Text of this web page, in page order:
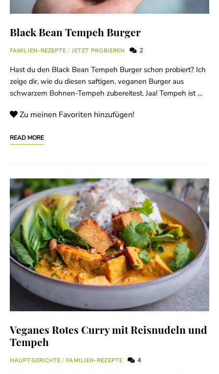
Black Bean Tempeh Burger
FAMILIEN-REZEPTE / JETZT PROBIEREN 2
Hast du den Black Bean Tempeh Burger schon probiert? Ich
zeige dir, wie du diesen saftigen, veganen Burger aus
schwarzem Bohnen-Tempeh zubereitest. Jaa! Tempeh ist …
Zu meinen Favoriten hinzufügen!
READ MORE
Veganes Rotes Curry mit Reisnudeln und
Tempeh
HAUPTGERICHTE / FAMILIEN-REZEPTE 4